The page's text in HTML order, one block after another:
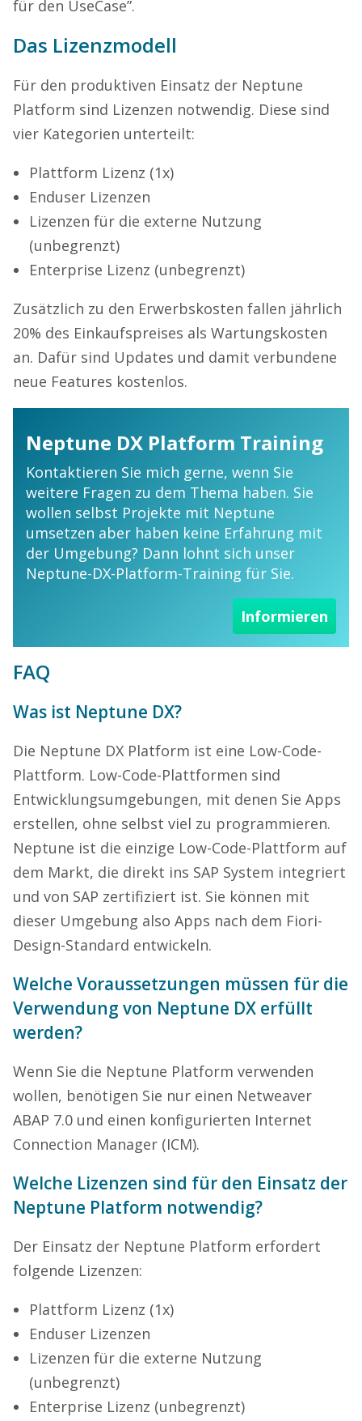
für den UseCase”.
Das Lizenzmodell
Für den produktiven Einsatz der Neptune
Platform sind Lizenzen notwendig. Diese sind
vier Kategorien unterteilt:
Plattform Lizenz (1x)
Enduser Lizenzen
Lizenzen für die externe Nutzung
(unbegrenzt)
Enterprise Lizenz (unbegrenzt)
Zusätzlich zu den Erwerbskosten fallen jährlich
20% des Einkaufspreises als Wartungskosten
an. Dafür sind Updates und damit verbundene
neue Features kostenlos.
Neptune DX Platform Training
Kontaktieren Sie mich gerne, wenn Sie
weitere Fragen zu dem Thema haben. Sie
wollen selbst Projekte mit Neptune
umsetzen aber haben keine Erfahrung mit
der Umgebung? Dann lohnt sich unser
Neptune-DX-Platform-Training für Sie.
Informieren
FAQ
Was ist Neptune DX?
Die Neptune DX Platform ist eine Low-Code-
Plattform. Low-Code-Plattformen sind
Entwicklungsumgebungen, mit denen Sie Apps
erstellen, ohne selbst viel zu programmieren.
Neptune ist die einzige Low-Code-Plattform auf
dem Markt, die direkt ins SAP System integriert
und von SAP zertifiziert ist. Sie können mit
dieser Umgebung also Apps nach dem Fiori-
Design-Standard entwickeln.
Welche Voraussetzungen müssen für die
Verwendung von Neptune DX erfüllt
werden?
Wenn Sie die Neptune Platform verwenden
wollen, benötigen Sie nur einen Netweaver
ABAP 7.0 und einen konfigurierten Internet
Connection Manager (ICM).
Welche Lizenzen sind für den Einsatz der
Neptune Platform notwendig?
Der Einsatz der Neptune Platform erfordert
folgende Lizenzen:
Plattform Lizenz (1x)
Enduser Lizenzen
Lizenzen für die externe Nutzung
(unbegrenzt)
Enterprise Lizenz (unbegrenzt)